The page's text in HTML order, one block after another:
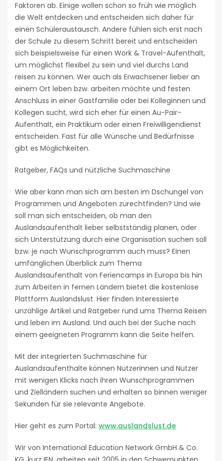
Faktoren ab. Einige wollen schon so früh wie möglich
die Welt entdecken und entscheiden sich daher für
einen Schüleraustausch. Andere fühlen sich erst nach
der Schule zu diesem Schritt bereit und entscheiden
sich beispielsweise für einen Work & Travel-Aufenthalt,
um möglichst flexibel zu sein und viel durchs Land
reisen zu können. Wer auch als Erwachsener lieber an
einem Ort leben bzw. arbeiten möchte und festen
Anschluss in einer Gastfamilie oder bei Kolleginnen und
Kollegen sucht, wird sich eher für einen Au-Pair-
Aufenthalt, ein Praktikum oder einen Freiwilligendienst
entscheiden. Fast für alle Wünsche und Bedürfnisse
gibt es Möglichkeiten.
Ratgeber, FAQs und nützliche Suchmaschine
Wie aber kann man sich am besten im Dschungel von
Programmen und Angeboten zurechtfinden? Und wie
soll man sich entscheiden, ob man den
Auslandsaufenthalt lieber selbstständig planen, oder
sich Unterstützung durch eine Organisation suchen soll
bzw. je nach Wunschprogramm auch muss? Einen
umfänglichen Überblick zum Thema
Auslandsaufenthalt von Feriencamps in Europa bis hin
zum Arbeiten in fernen Ländern bietet die kostenlose
Plattform Auslandslust. Hier finden Interessierte
unzählige Artikel und Ratgeber rund ums Thema Reisen
und leben im Ausland. Und auch bei der Suche nach
einem geeigneten Programm kann die Seite helfen.
Mit der integrierten Suchmaschine für
Auslandsaufenthalte können Nutzerinnen und Nutzer
mit wenigen Klicks nach ihren Wunschprogrammen
und Zielländern suchen und erhalten so binnen weniger
Sekunden für sie relevante Angebote.
Hier geht es zum Portal: www.auslandslust.de
Wir von International Education Network GmbH & Co.